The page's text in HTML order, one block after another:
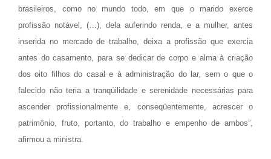
brasileiros, como no mundo todo, em que o marido exerce
profissão notável, (…), dela auferindo renda, e a mulher, antes
inserida no mercado de trabalho, deixa a profissão que exercia
antes do casamento, para se dedicar de corpo e alma à criação
dos oito filhos do casal e à administração do lar, sem o que o
falecido não teria a tranqüilidade e serenidade necessárias para
ascender profissionalmente e, conseqüentemente, acrescer o
patrimônio, fruto, portanto, do trabalho e empenho de ambos”,
afirmou a ministra.